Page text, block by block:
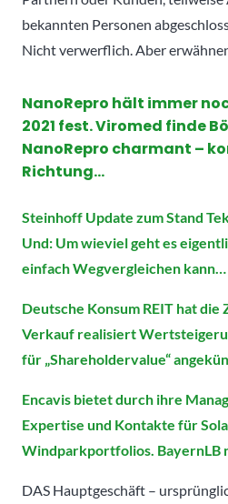
bekannten Personen
Nicht verwerflich. Aber
NanoRepro hält immer
2021 fest. Viromed finde
NanoRepro charmant –
Richtung…
Steinhoff Update zum Stand
Und: Um wieviel geht es
einfach Wegvergleichen kann…
Deutsche Konsum REIT hat
Verkauf realisiert
für „Shareholdervalue“
Encavis bietet durch ihre
Expertise und Kontakte für
Windparkportfolios. BayernLB
DAS Hauptgeschäft –